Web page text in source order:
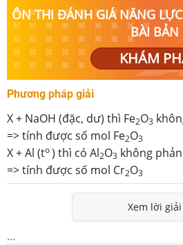
ÔN THI ĐÁNH GIÁ NĂNG
BÀI BẢN
KHÁM
Phương pháp giải
X + NaOH (đặc, dư) thì Fe2O3
=> tính được số mol Fe2O3
X + Al (to) thì có Al2O3 không
=> tính được số mol Cr2O3
Xem lời giải
...